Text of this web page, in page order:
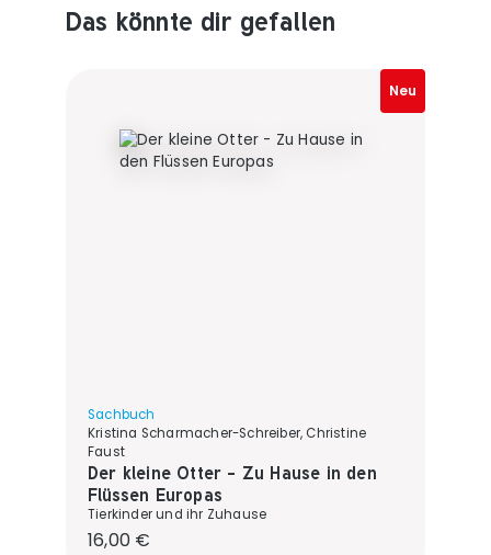
Produktempfehlungen überspringen
Das könnte dir gefallen
Neu
Sachbuch
Kristina Scharmacher-Schreiber, Christine
Faust
Der kleine Otter - Zu Hause in den
Flüssen Europas
Tierkinder und ihr Zuhause
Regulärer Preis:
16,00 €